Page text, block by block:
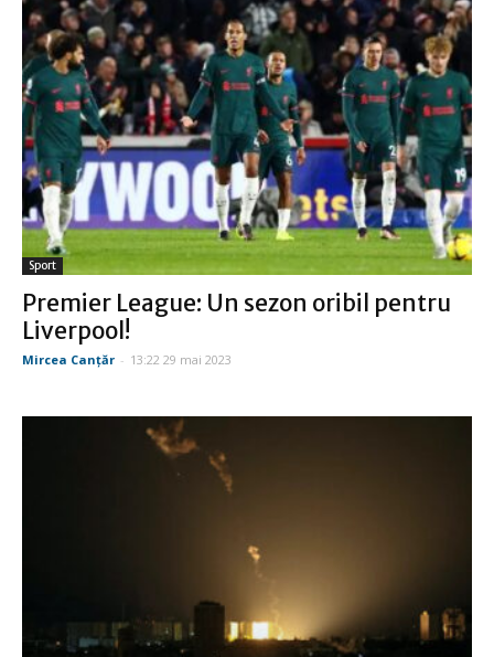
Sport
Premier League: Un sezon oribil pentru
Liverpool!
Mircea Canţăr - 13:22 29 mai 2023